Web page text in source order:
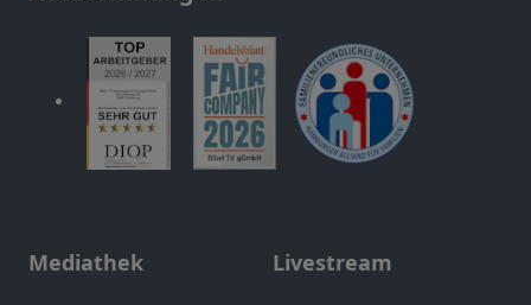
Mediathek Livestream